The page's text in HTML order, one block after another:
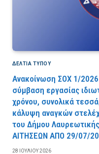
ΔΕΛΤΙΑ ΤΥΠΟΥ
Ανακοίνωση ΣΟΧ 1/
σύμβαση εργασίας
χρόνου, συνολικά
κάλυψη αναγκών
του Δήμου
AITHΣEΩN AΠO 29/07/
28 ΙΟΥΛΊΟΥ 2026